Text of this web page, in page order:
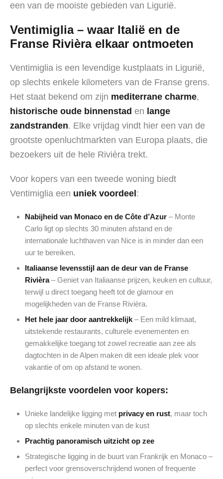
een van de mooiste gebieden van Ligurië.
Ventimiglia – waar Italië en de
Franse Rivièra elkaar ontmoeten
Ventimiglia is een levendige kustplaats in Ligurië,
op slechts enkele kilometers van de Franse grens.
Het staat bekend om zijn mediterrane charme,
historische oude binnenstad en lange
zandstranden. Elke vrijdag vindt hier een van de
grootste openluchtmarkten van Europa plaats, die
bezoekers uit de hele Rivièra trekt.
Voor kopers van een tweede woning biedt
Ventimiglia een uniek voordeel :
Nabijheid van Monaco en de Côte d’Azur – Monte
Carlo ligt op slechts 30 minuten afstand en de
internationale luchthaven van Nice is in minder dan een
uur te bereiken.
Italiaanse levensstijl aan de deur van de Franse
Rivièra– Geniet van Italiaanse prijzen, keuken en cultuur,
terwijl u direct toegang heeft tot de glamour en
mogelijkheden van de Franse Rivièra.
Het hele jaar door aantrekkelijk – Een mild klimaat,
uitstekende restaurants, culturele evenementen en
gemakkelijke toegang tot zowel recreatie aan zee als
dagtochten in de Alpen maken dit een ideale plek voor
vakantie of om op afstand te wonen.
Belangrijkste voordelen voor kopers:
Unieke landelijke ligging met privacy en rust, maar toch
op slechts enkele minuten van de kust
Prachtig panoramisch uitzicht op zee
Strategische ligging in de buurt van Frankrijk en Monaco –
perfect voor grensoverschrijdend wonen of frequente